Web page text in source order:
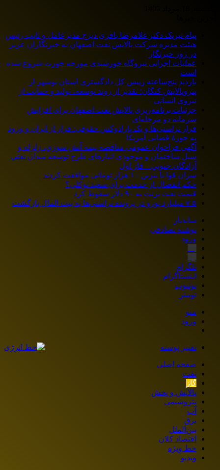
پیام تبریک دکتر غلامرضا باقری دیزج مدیرعامل و نایب رئیس
هیئت مدیره شرکت پالایش نفت اصفهان به خبرنگاران عزیز
در روز خبرنگار
عملیات اجرایی نیروگاه خورشیدی مورچه خورت شروع شده
است
بازدید پنج‌ساعته رییس کل دادگستری استان بوشهر از
پتروپالایش کنگان؛ تقدیر از روند توسعه، تولید و حمایت از
نیروی انسانی
جزئیات برنامه‌ریزی پالایش نفت اصفهان برای افزایش
سرمایه دو مرحله‌ای
فرار تراستی‌ها و یک پارادوکس حقوقی: فرار از ایران و ورود
به حوزۀ قضایی آمریکا
آگهی فراخوان عمومی مناقصه بيمه آتش سوزي، زلزله و
سیل ساختمان و موجودي انبارهای طرح توسعه ميدان نفتي
آزادگان جنوبي – فاز اول
سران قوا با بنزین ۱۰ هزار تومانی موافقت کردند
حکم انفصال از خدمت برای سعید توکلی؟
قیمت نفت برنت به ۹۰ دلار سقوط کرد
۷.۵ میلیارد یورو در پرونده تراستی‌ها به بیت المال بازگشت
سایدبار
نوشته تصادفی
ورود
تلگرام
اینستاگرام
یوتیوب
توییتر
منو
ورود
تغییر پوسته
صفحه اصلی
نفت
گاز
پالایش و پخش
پتروشیمی
آب
برق
بین‌الملل
اقتصاد کلان
خط ویژه
ویدیو